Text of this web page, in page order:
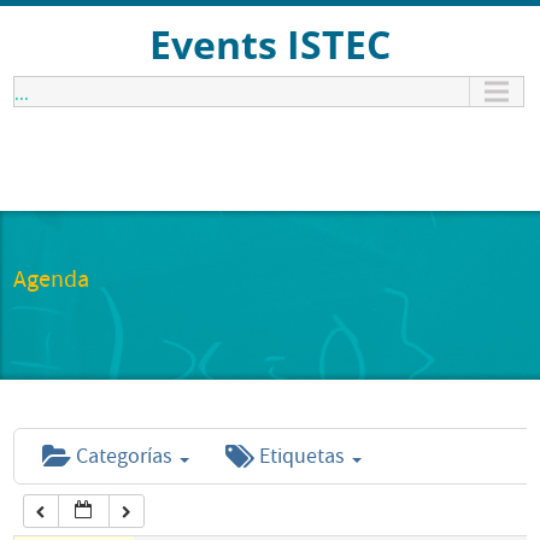
Events ISTEC
...
Agenda
Categorías Etiquetas
1:00 am
6:00 am
7:00 am